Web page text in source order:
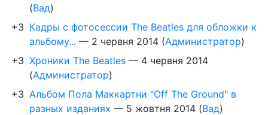
(Вад)
+3 Кадры с фотосессии The Beatles для обложки к
альбому... — 2 червня 2014 (Администратор)
+3 Хроники The Beatles — 4 червня 2014
(Администратор)
+3 Альбом Пола Маккартни "Off The Ground" в
разных изданиях — 5 жовтня 2014 (Вад)